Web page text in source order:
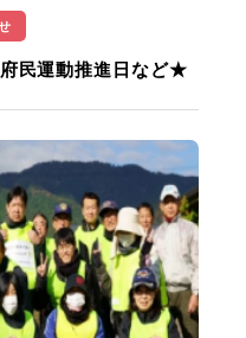
民運動推進日など★